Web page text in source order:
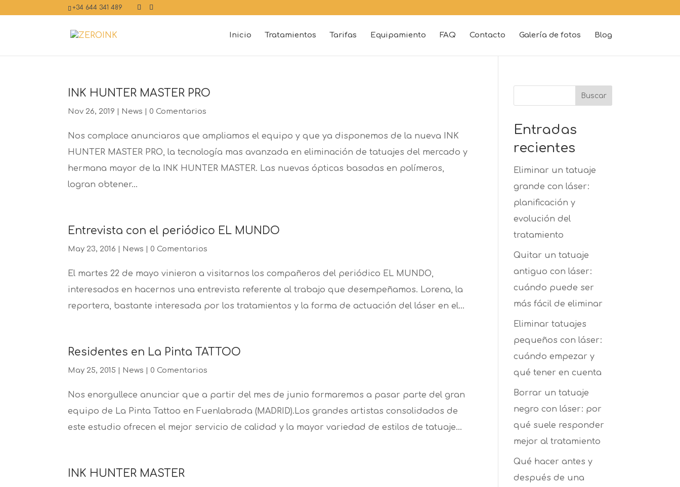
+34 644 341 489
Inicio Tratamientos Tarifas Equipamiento FAQ Contacto Galería de fotos Blog
INK HUNTER MASTER PRO
Nov 26, 2019 News |0 Comentarios
Nos complace anunciaros que ampliamos el equipo y que ya disponemos de la nueva INK
HUNTER MASTER PRO, la tecnología mas avanzada en eliminación de tatuajes del mercado y
hermana mayor de la INK HUNTER MASTER. Las nuevas ópticas basadas en polímeros,
logran obtener...
Entrevista con el periódico EL MUNDO
May 23, 2016 News |0 Comentarios
El martes 22 de mayo vinieron a visitarnos los compañeros del periódico EL MUNDO,
interesados en hacernos una entrevista referente al trabajo que desempeñamos. Lorena, la
reportera, bastante interesada por los tratamientos y la forma de actuación del láser en el...
Residentes en La Pinta TATTOO
May 25, 2015 News |0 Comentarios
Nos enorgullece anunciar que a partir del mes de junio formaremos a pasar parte del gran
equipo de La Pinta Tattoo en Fuenlabrada (MADRID).Los grandes artistas consolidados de
este estudio ofrecen el mejor servicio de calidad y la mayor variedad de estilos de tatuaje...
INK HUNTER MASTER
Buscar
Entradas
recientes
Eliminar un tatuaje
grande con láser:
planificación y
evolución del
tratamiento
Quitar un tatuaje
antiguo con láser:
cuándo puede ser
más fácil de eliminar
Eliminar tatuajes
pequeños con láser:
cuándo empezar y
qué tener en cuenta
Borrar un tatuaje
negro con láser: por
qué suele responder
mejor al tratamiento
Qué hacer antes y
después de una